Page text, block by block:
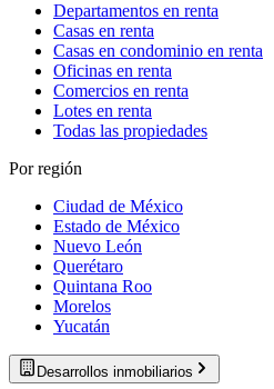
Departamentos en renta
Casas en renta
Casas en condominio en renta
Oficinas en renta
Comercios en renta
Lotes en renta
Todas las propiedades
Por región
Ciudad de México
Estado de México
Nuevo León
Querétaro
Quintana Roo
Morelos
Yucatán
Desarrollos inmobiliarios